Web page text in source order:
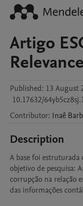
Artigo
Published: 13 August
10.17632/
Contributor: Inaê
Description
A base foi
objetivo de pesquisa:
corrupção na relação
das informações